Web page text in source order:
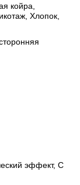
койра
Хлопок
эффект, С